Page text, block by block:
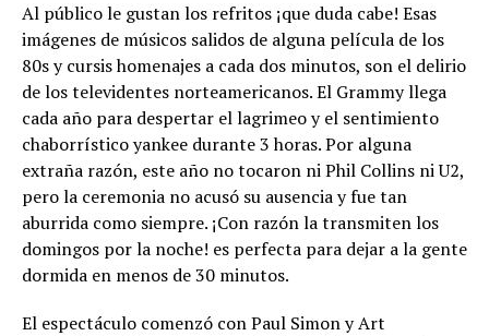
Al público le gustan los refritos ¡que duda cabe! Esas
imágenes de músicos salidos de alguna película de los
80s y cursis homenajes a cada dos minutos, son el delirio
de los televidentes norteamericanos. El Grammy llega
cada año para despertar el lagrimeo y el sentimiento
chaborrístico yankee durante 3 horas. Por alguna
extraña razón, este año no tocaron ni Phil Collins ni U2,
pero la ceremonia no acusó su ausencia y fue tan
aburrida como siempre. ¡Con razón la transmiten los
domingos por la noche! es perfecta para dejar a la gente
dormida en menos de 30 minutos.
El espectáculo comenzó con Paul Simon y Art